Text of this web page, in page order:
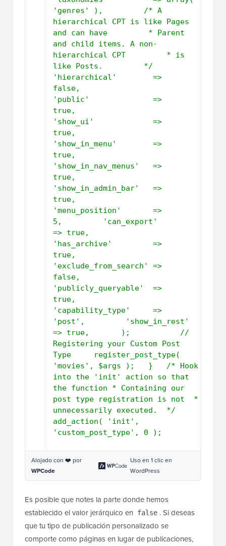
'genres' ),         /* A
hierarchical CPT is like Pages
and can have         * Parent
and child items. A non-
hierarchical CPT         * is
like Posts.         */
'hierarchical'        =>
false,
'public'              =>
true,
'show_ui'             =>
true,
'show_in_menu'        =>
true,
'show_in_nav_menus'   =>
true,
'show_in_admin_bar'   =>
true,
'menu_position'       =>
5,         'can_export'
=> true,
'has_archive'         =>
true,
'exclude_from_search' =>
false,
'publicly_queryable'  =>
true,
'capability_type'     =>
'post',         'show_in_rest'
=> true,       );           //
Registering your Custom Post
Type     register_post_type(
'movies', $args );   }   /* Hook
into the 'init' action so that
the function * Containing our
post type registration is not  *
unnecessarily executed.  */
add_action( 'init',
'custom_post_type', 0 );
Alojado con ❤️ por
WPCode
Uso en 1 clic en
WordPress
Es posible que notes la parte donde hemos
establecido el valor jerárquico en
false . Si deseas
que tu tipo de publicación personalizado se
comporte como páginas en lugar de publicaciones,